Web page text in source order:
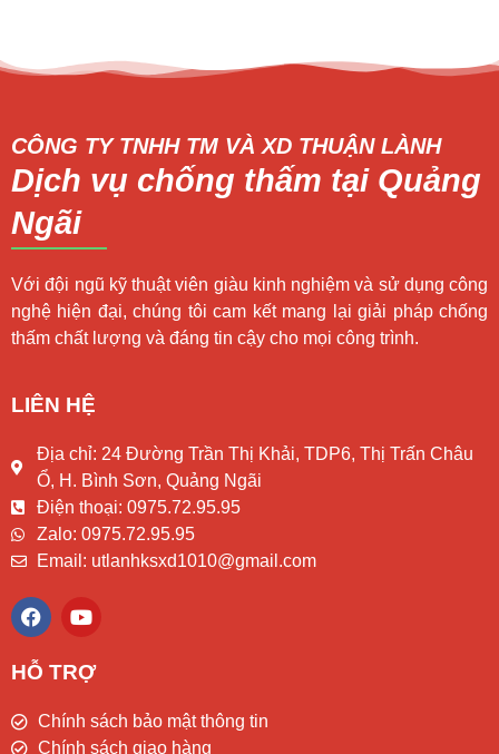
CÔNG TY TNHH TM VÀ XD THUẬN LÀNH
Dịch vụ chống thấm tại Quảng
Ngãi
Với đội ngũ kỹ thuật viên giàu kinh nghiệm và sử dụng công
nghệ hiện đại, chúng tôi cam kết mang lại giải pháp chống
thấm chất lượng và đáng tin cậy cho mọi công trình.
LIÊN HỆ
Địa chỉ: 24 Đường Trần Thị Khải, TDP6, Thị Trấn Châu
Ổ, H. Bình Sơn, Quảng Ngãi
Điện thoại: 0975.72.95.95
Zalo: 0975.72.95.95
Email: utlanhksxd1010@gmail.com
F
a
e
b
o
k
Y
o
t
u
e
HỖ TRỢ
Chính sách bảo mật thông tin
Chính sách giao hàng